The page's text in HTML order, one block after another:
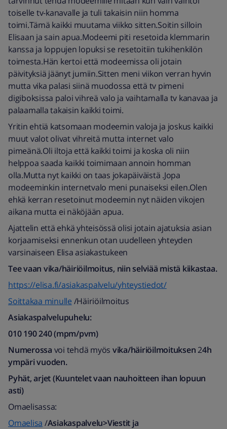
toiselle tv-kanavalle ja tuli takaisin niin homma
toimi.Tämä kaikki muutama viikko sitten.Soitin silloin
Elisaan ja sain apua.Modeemi piti resetoida klemmarin
kanssa ja loppujen lopuksi se resetoitiin tukihenkilön
toimesta.Hän kertoi että modeemissa oli jotain
päivityksiä jäänyt jumiin.Sitten meni viikon verran hyvin
mutta vika palasi siinä muodossa että tv pimeni
digiboksissa paloi vihreä valo ja vaihtamalla tv kanavaa ja
palaamalla takaisin kaikki toimi.
Yritin ehtiä katsomaan modeemin valoja ja joskus kaikki
muut valot olivat vihreitä mutta internet valo
pimeänä.Oli iltoja että kaikki toimi ja koska oli niin
helppoa saada kaikki toimimaan annoin homman
olla.Mutta nyt kaikki on taas jokapäiväistä .Jopa
modeeminkin internetvalo meni punaiseksi eilen.Olen
ehkä kerran resetoinut modeemin nyt näiden vikojen
aikana mutta ei näköjään apua.
Ajattelin että ehkä yhteisössä olisi jotain ajatuksia asian
korjaamiseksi ennenkun otan uudelleen yhteyden
varsinaiseen Elisa asiakastukeen
Tee vaan vika/häiriöilmoitus, niin selviää mistä kiikastaa.
https://elisa.fi/asiakaspalvelu/yhteystiedot/
Soittakaa minulle /Häiriöilmoitus
Asiakaspalvelupuhelu:
010 190 240 (mpm/pvm)​
Numerossa voi tehdä myös vika/häiriöilmoituksen24h
ympäri vuoden.
Pyhät, arjet (Kuuntelet vaan nauhoitteen ihan lopuun
asti)
Omaelisassa:
Omaelisa /Asiakaspalvelu>Viestit ja